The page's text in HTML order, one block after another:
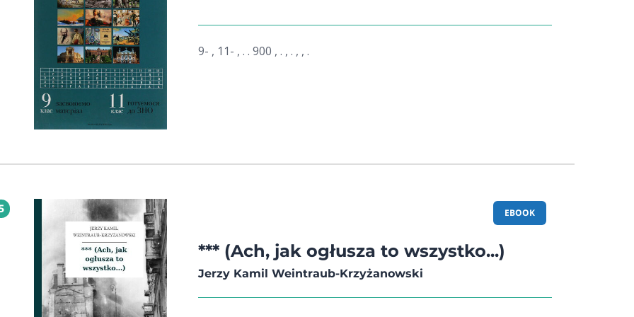
socjopatach. Wykreowane postacie główne, których doznania
lubianego przez niego systemu Myers-Briggs. Właśnie na nim
9- , 11- , . . 900 , . , . , , .
EBOOK
*** (Ach, jak ogłusza to wszystko...)
Jerzy Kamil Weintraub-Krzyżanowski